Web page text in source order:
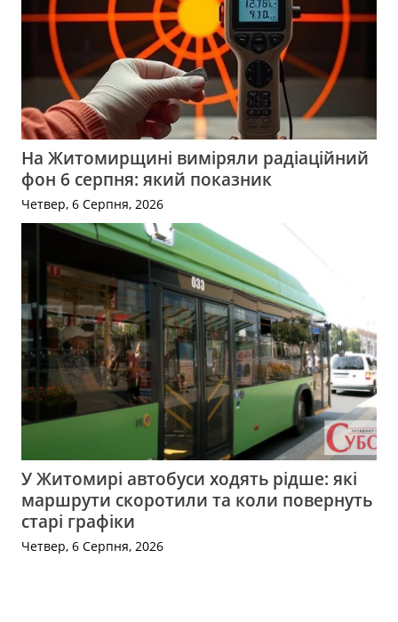
На Житомирщині виміряли радіаційний
фон 6 серпня: який показник
Четвер, 6 Серпня, 2026
У Житомирі автобуси ходять рідше: які
маршрути скоротили та коли повернуть
старі графіки
Четвер, 6 Серпня, 2026